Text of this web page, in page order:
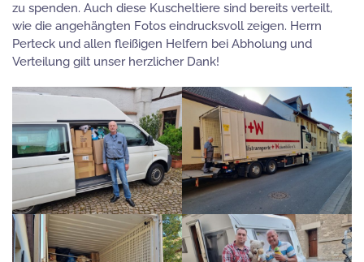
zu spenden. Auch diese Kuscheltiere sind bereits verteilt,
wie die angehängten Fotos eindrucksvoll zeigen. Herrn
Perteck und allen fleißigen Helfern bei Abholung und
Verteilung gilt unser herzlicher Dank!